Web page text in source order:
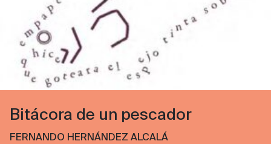
Bitácora de un pescador
FERNANDO HERNÁNDEZ ALCALÁ